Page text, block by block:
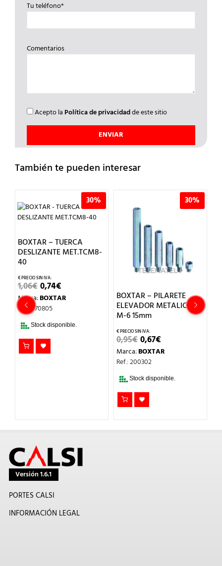
Tu teléfono*
Comentarios
Acepto la Política de privacidadde este sitio
También te pueden interesar
30%
BOXTAR – TUERCA
DESLIZANTE MET.TCM8-
40
1,06€EL
PRECIO
ORIGINAL
ERA:
0,74€PRECIO
ACTUAL
Marca:BOXTAR
Ref.: 270805
Stock disponible.
30%
BOXTAR – PILARETE
ELEVADOR METALICO
M-6 15mm
0,95€EL
PRECIO
ORIGINAL
ERA:
0,67€PRECIO
ACTUAL
Marca:BOXTAR
Ref.: 200302
Stock disponible.
Versión 1.6.1
PORTES CALSI
INFORMACIÓN LEGAL